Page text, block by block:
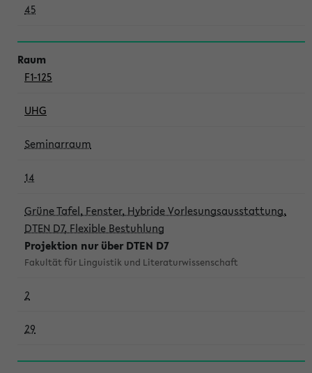
45
F1-125
UHG
Seminarraum
14
Grüne Tafel, Fenster, Hybride Vorlesungsausstattung,
DTEN D7, Flexible Bestuhlung
Projektion nur über DTEN D7
Fakultät für Linguistik und Literaturwissenschaft
2
29